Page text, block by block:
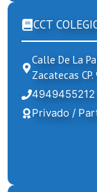
CCT
Calle De La
Zacatecas
4949455212
Privado /